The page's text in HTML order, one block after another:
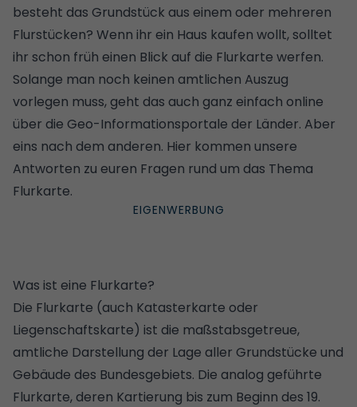
besteht das Grundstück aus einem oder mehreren
Flurstücken? Wenn ihr ein Haus kaufen wollt, solltet
ihr schon früh einen Blick auf die Flurkarte werfen.
Solange man noch keinen amtlichen Auszug
vorlegen muss, geht das auch ganz einfach online
über die Geo-Informationsportale der Länder. Aber
eins nach dem anderen. Hier kommen unsere
Antworten zu euren Fragen rund um das Thema
Flurkarte.
Was ist eine Flurkarte?
Die Flurkarte (auch Katasterkarte oder
Liegenschaftskarte) ist die maßstabsgetreue,
amtliche Darstellung der Lage aller Grundstücke und
Gebäude des Bundesgebiets. Die analog geführte
Flurkarte, deren Kartierung bis zum Beginn des 19.